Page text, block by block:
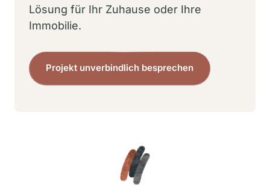
Lösung für Ihr Zuhause oder Ihre
Immobilie.
Projekt unverbindlich besprechen